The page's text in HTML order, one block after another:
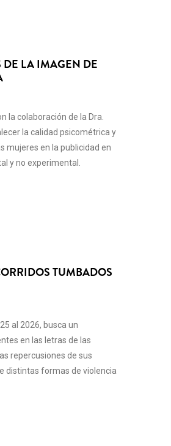
DE LA IMAGEN DE
la colaboración de la Dra.
la calidad psicométrica y
mujeres en la publicidad en
y no experimental.
TUMBADOS
al 2026, busca un
en las letras de las
repercusiones de sus
distintas formas de violencia